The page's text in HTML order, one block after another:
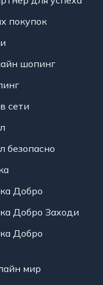
покупок
шопинг
сети
безопасно
Добро
Добро Заходи
Добро
мир